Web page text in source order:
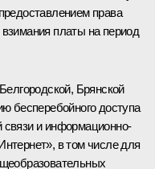
права
платы на период
Брянской
бесперебойного доступа
и информационно-
в том числе для